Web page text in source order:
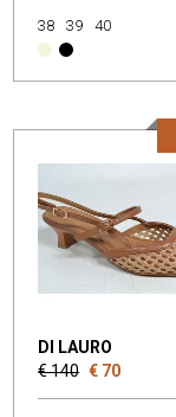
38 39 40
DI LAURO
€ 140 € 70